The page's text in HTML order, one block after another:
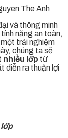
The Anh
và thông minh
năng an toàn,
trải nghiệm
chúng ta sẽ
nhiều lớp từ
diễn ra thuận lợi